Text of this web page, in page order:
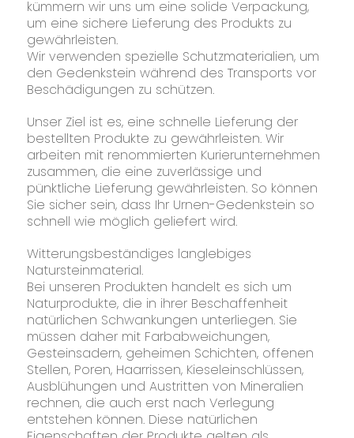
kümmern wir uns um eine solide Verpackung,
um eine sichere Lieferung des Produkts zu
gewährleisten.
Wir verwenden spezielle Schutzmaterialien, um
den Gedenkstein während des Transports vor
Beschädigungen zu schützen.
Unser Ziel ist es, eine schnelle Lieferung der
bestellten Produkte zu gewährleisten. Wir
arbeiten mit renommierten Kurierunternehmen
zusammen, die eine zuverlässige und
pünktliche Lieferung gewährleisten. So können
Sie sicher sein, dass Ihr Urnen-Gedenkstein so
schnell wie möglich geliefert wird.
Witterungsbeständiges langlebiges
Natursteinmaterial.
Bei unseren Produkten handelt es sich um
Naturprodukte, die in ihrer Beschaffenheit
natürlichen Schwankungen unterliegen. Sie
müssen daher mit Farbabweichungen,
Gesteinsadern, geheimen Schichten, offenen
Stellen, Poren, Haarrissen, Kieseleinschlüssen,
Ausblühungen und Austritten von Mineralien
rechnen, die auch erst nach Verlegung
entstehen können. Diese natürlichen